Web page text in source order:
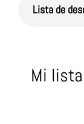
Lista de
Mi